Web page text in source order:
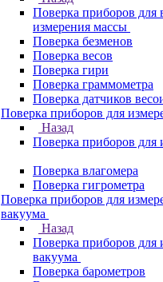
Поверка приборов для
измерения массы
Поверка безменов
Поверка весов
Поверка гири
Поверка граммометра
Поверка датчиков
Поверка приборов для
Назад
Поверка приборов для
Поверка влагомера
Поверка гигрометра
Поверка приборов для
вакуума
Назад
Поверка приборов для
вакуума
Поверка барометров